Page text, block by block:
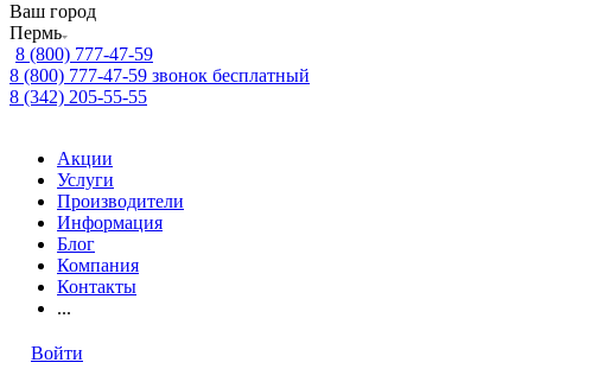
Ваш город
Пермь
8 (800) 777-47-59
8 (800) 777-47-59 звонок бесплатный
8 (342) 205-55-55
Акции
Услуги
Производители
Информация
Блог
Компания
Контакты
...
Войти